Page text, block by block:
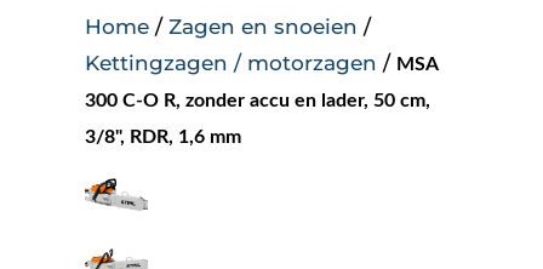
STIHL
Occasions
Home / Zagen en snoeien /
Kettingzagen / motorzagen / MSA
300 C-O R, zonder accu en lader, 50 cm,
3/8", RDR, 1,6 mm